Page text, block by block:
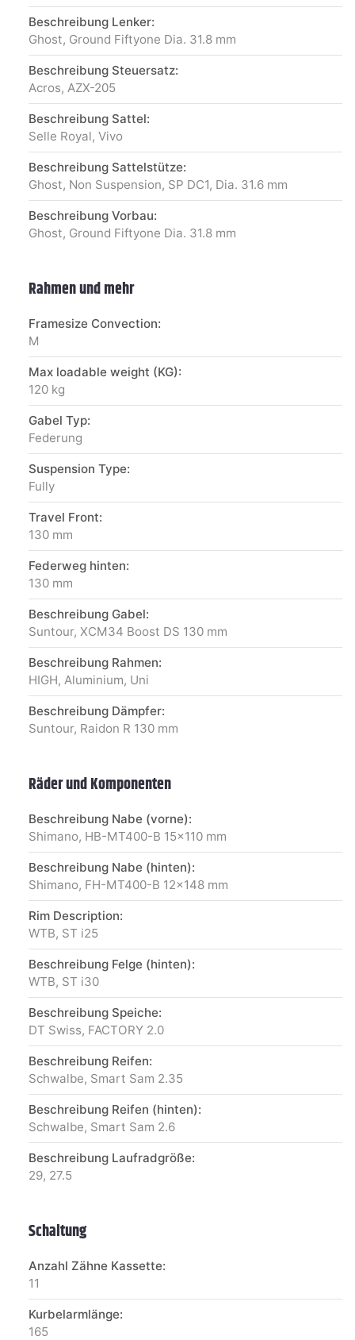
Beschreibung Lenker:
Ghost, Ground Fiftyone Dia. 31.8 mm
Beschreibung Steuersatz:
Acros, AZX-205
Beschreibung Sattel:
Selle Royal, Vivo
Beschreibung Sattelstütze:
Ghost, Non Suspension, SP DC1, Dia. 31.6 mm
Beschreibung Vorbau:
Ghost, Ground Fiftyone Dia. 31.8 mm
Rahmen und mehr
Framesize Convection:
M
Max loadable weight (KG):
120 kg
Gabel Typ:
Federung
Suspension Type:
Fully
Travel Front:
130 mm
Federweg hinten:
130 mm
Beschreibung Gabel:
Suntour, XCM34 Boost DS 130 mm
Beschreibung Rahmen:
HIGH, Aluminium, Uni
Beschreibung Dämpfer:
Suntour, Raidon R 130 mm
Räder und Komponenten
Beschreibung Nabe (vorne):
Shimano, HB-MT400-B 15x110 mm
Beschreibung Nabe (hinten):
Shimano, FH-MT400-B 12x148 mm
Rim Description:
WTB, ST i25
Beschreibung Felge (hinten):
WTB, ST i30
Beschreibung Speiche:
DT Swiss, FACTORY 2.0
Beschreibung Reifen:
Schwalbe, Smart Sam 2.35
Beschreibung Reifen (hinten):
Schwalbe, Smart Sam 2.6
Beschreibung Laufradgröße:
29, 27.5
Schaltung
Anzahl Zähne Kassette:
11
Kurbelarmlänge:
165